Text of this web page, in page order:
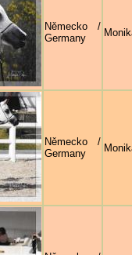
Německo /
Germany
Německo /
Germany